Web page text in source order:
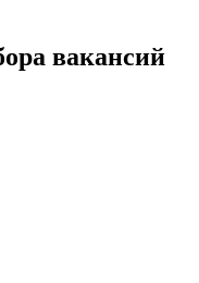
вакансий